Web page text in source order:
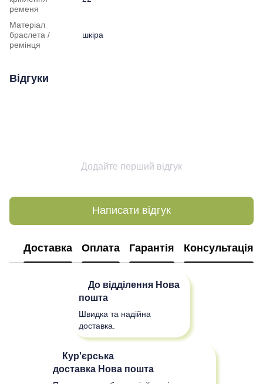
ременя
Матеріал
браслета /
ремінця
шкіра
Відгуки
Додайте перший відгук
Написати відгук
Доставка Оплата Гарантія Консультація
До відділення Нова
пошта
Швидка та надійна
доставка.
Кур'єрська
доставка Нова пошта